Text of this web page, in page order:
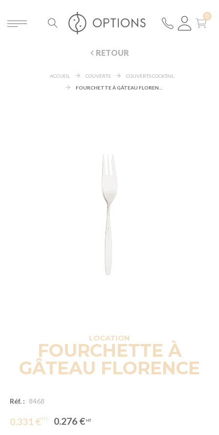
RETOUR
ACCUEIL COUVERTS
COUVERTS COCKTAIL
LOCATION
FOURCHETTE À
GÂTEAU FLORENCE
Réf. : 8468
0.331 € 0.276 €